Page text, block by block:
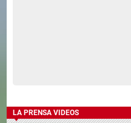
LA PRENSA VIDEOS